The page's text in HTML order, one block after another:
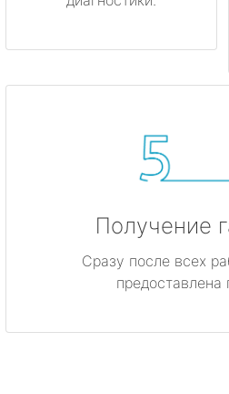
Получение
Сразу после всех
предоставлена